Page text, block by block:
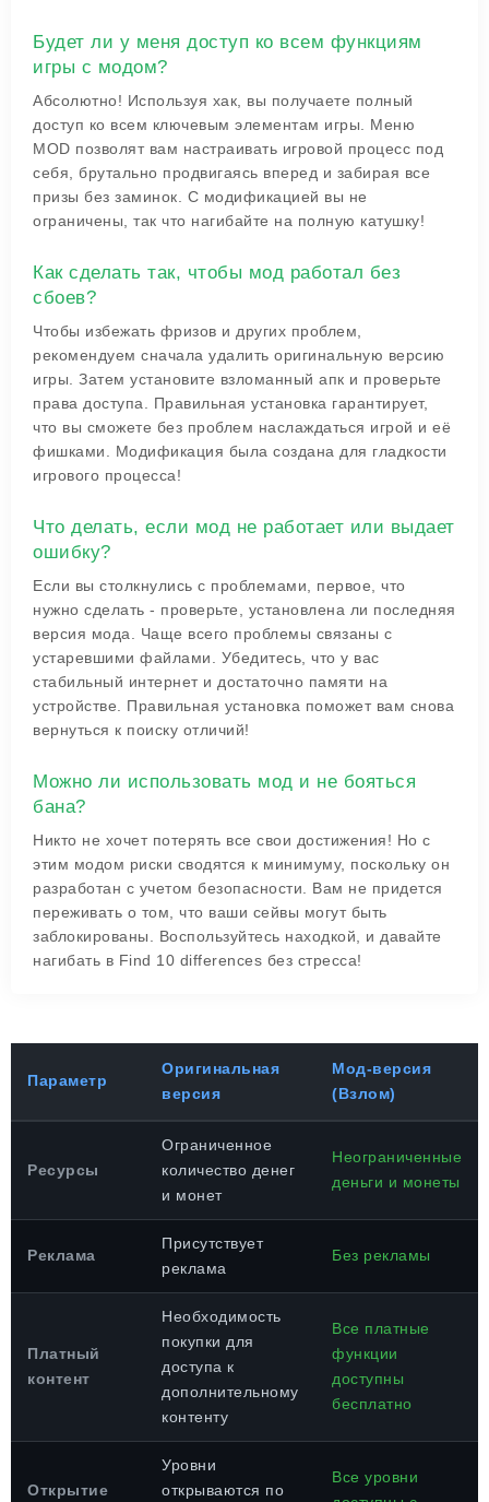
Будет ли у меня доступ ко всем функциям
игры с модом?
Абсолютно! Используя хак, вы получаете полный
доступ ко всем ключевым элементам игры. Меню
MOD позволят вам настраивать игровой процесс под
себя, брутально продвигаясь вперед и забирая все
призы без заминок. С модификацией вы не
ограничены, так что нагибайте на полную катушку!
Как сделать так, чтобы мод работал без
сбоев?
Чтобы избежать фризов и других проблем,
рекомендуем сначала удалить оригинальную версию
игры. Затем установите взломанный апк и проверьте
права доступа. Правильная установка гарантирует,
что вы сможете без проблем наслаждаться игрой и её
фишками. Модификация была создана для гладкости
игрового процесса!
Что делать, если мод не работает или выдает
ошибку?
Если вы столкнулись с проблемами, первое, что
нужно сделать - проверьте, установлена ли последняя
версия мода. Чаще всего проблемы связаны с
устаревшими файлами. Убедитесь, что у вас
стабильный интернет и достаточно памяти на
устройстве. Правильная установка поможет вам снова
вернуться к поиску отличий!
Можно ли использовать мод и не бояться
бана?
Никто не хочет потерять все свои достижения! Но с
этим модом риски сводятся к минимуму, поскольку он
разработан с учетом безопасности. Вам не придется
переживать о том, что ваши сейвы могут быть
заблокированы. Воспользуйтесь находкой, и давайте
нагибать в Find 10 differences без стресса!
Параметр
Оригинальная
версия
Мод-версия
(Взлом)
Ресурсы
Ограниченное
количество денег
и монет
Неограниченные
деньги и монеты
Реклама
Присутствует
реклама
Без рекламы
Платный
контент
Необходимость
покупки для
доступа к
дополнительному
контенту
Все платные
функции
доступны
бесплатно
Открытие
Уровни
открываются по
Все уровни